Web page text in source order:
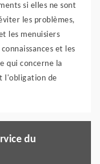
si elles ne sont
les problèmes,
les menuisiers
et les
qui concerne la
l'obligation de
du